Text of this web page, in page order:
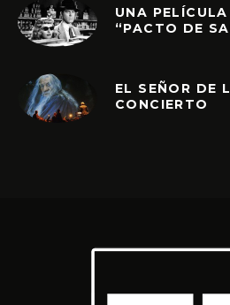
UNA
“PACTO DE
EL SEÑOR DE
CONCIERTO